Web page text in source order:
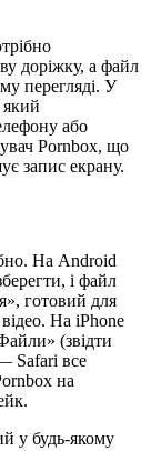
доріжку, а файл
перегляді. У
який
або
Pornbox, що
запис екрану.
На Android
і файл
готовий для
На iPhone
(звідти
Safari все
на
у будь-якому